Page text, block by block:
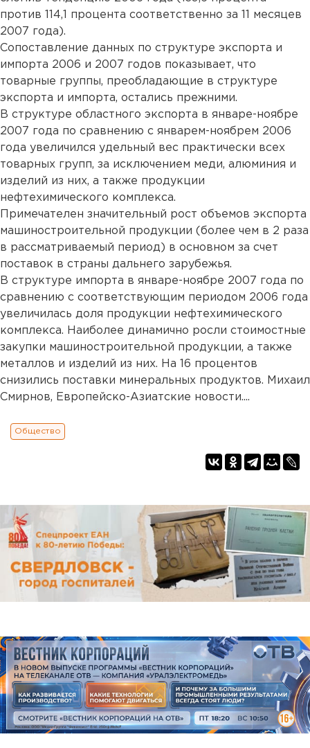
против 114,1 процента соответственно за 11 месяцев
2007 года).
Сопоставление данных по структуре экспорта и
импорта 2006 и 2007 годов показывает, что
товарные группы, преобладающие в структуре
экспорта и импорта, остались прежними.
В структуре областного экспорта в январе-ноябре
2007 года по сравнению с январем-ноябрем 2006
года увеличился удельный вес практически всех
товарных групп, за исключением меди, алюминия и
изделий из них, а также продукции
нефтехимического комплекса.
Примечателен значительный рост объемов экспорта
машиностроительной продукции (более чем в 2 раза
в рассматриваемый период) в основном за счет
поставок в страны дальнего зарубежья.
В структуре импорта в январе-ноябре 2007 года по
сравнению с соответствующим периодом 2006 года
увеличилась доля продукции нефтехимического
комплекса. Наиболее динамично росли стоимостные
закупки машиностроительной продукции, а также
металлов и изделий из них. На 16 процентов
снизились поставки минеральных продуктов. Михаил
Смирнов, Европейско-Азиатские новости....
Общество